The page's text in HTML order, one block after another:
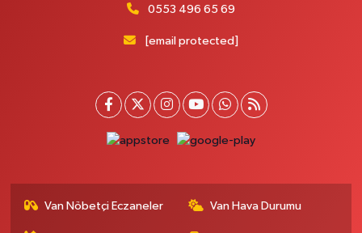
Akdamar Hastanesi Acil yanı. İpekyolu. Hatuniye mahallesi terzioğlu, Eski
Yol Tarifi Al
Hayat Eczanesi
Kışla Mah.Çınarlı Cad.1038 Sk.No:93 3-4
0 (432) 354 37 36 Yol Tarifi Al
0553 496 65 69
[email protected]
Van Nöbetçi Eczaneler Van Hava Durumu